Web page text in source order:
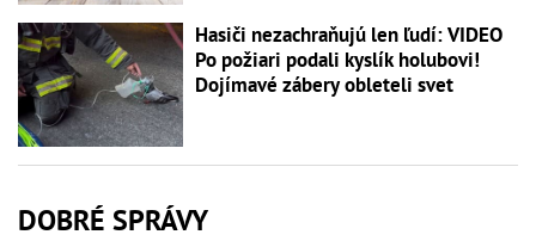
Hasiči nezachraňujú len ľudí: VIDEO
Po požiari podali kyslík holubovi!
Dojímavé zábery obleteli svet
DOBRÉ SPRÁVY